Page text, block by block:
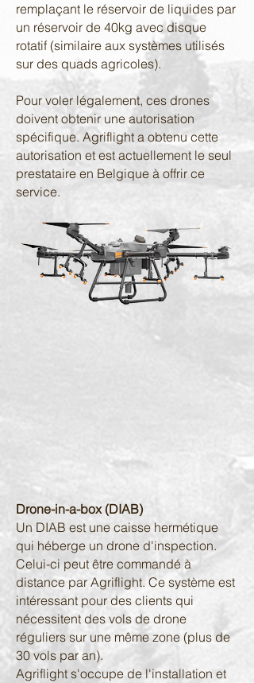
remplaçant le réservoir de liquides par
un réservoir de 40kg avec disque
rotatif (similaire aux systèmes utilisés
sur des quads agricoles).
Pour voler légalement, ces drones
doivent obtenir une autorisation
spécifique. Agriflight a obtenu cette
autorisation et est actuellement le seul
prestataire en Belgique à offrir ce
service.
Drone-in-a-box (DIAB)
Un DIAB est une caisse hermétique
qui héberge un drone d'inspection.
Celui-ci peut être commandé à
distance par Agriflight. Ce système est
intéressant pour des clients qui
nécessitent des vols de drone
réguliers sur une même zone (plus de
30 vols par an).
Agriflight s'occupe de l'installation et